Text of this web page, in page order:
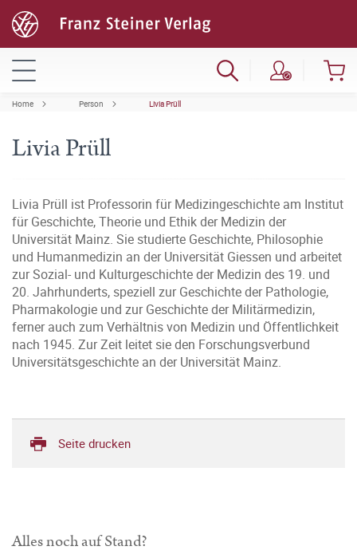
Home Person Livia Prüll
Livia Prüll
Livia Prüll ist Professorin für Medizingeschichte am Institut
für Geschichte, Theorie und Ethik der Medizin der
Universität Mainz. Sie studierte Geschichte, Philosophie
und Humanmedizin an der Universität Giessen und arbeitet
zur Sozial- und Kulturgeschichte der Medizin des 19. und
20. Jahrhunderts, speziell zur Geschichte der Pathologie,
Pharmakologie und zur Geschichte der Militärmedizin,
ferner auch zum Verhältnis von Medizin und Öffentlichkeit
nach 1945. Zur Zeit leitet sie den Forschungsverbund
Universitätsgeschichte an der Universität Mainz.
Seite drucken
Alles noch auf Stand?